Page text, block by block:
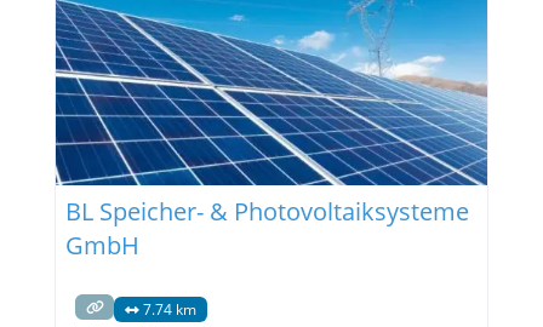
Übergang zu erneuerbaren Energien mehr als nur
BL Speicher- & Photovoltaiksysteme
GmbH
7.74 km